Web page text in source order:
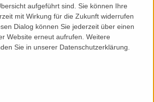
aufgeführt sind. Sie können Ihre
mit Wirkung für die Zukunft widerrufen
Dialog können Sie jederzeit über einen
Website erneut aufrufen. Weitere
Sie in unserer Datenschutzerklärung.